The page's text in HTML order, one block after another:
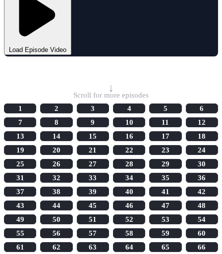
Load Episode Video
↓
Scroll for more episodes
1
2 3 4 5
6
7
8 9 10 11
12
13
14 15 16 17
18
19
20 21 22 23
24
25
26 27 28 29
30
31
32 33 34 35
36
37
38 39 40 41
42
43
44 45 46 47
48
49
50 51 52 53
54
55
56 57 58 59
60
61
62 63 64 65
66